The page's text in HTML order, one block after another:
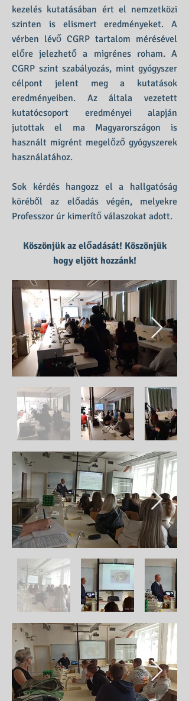
kezelés kutatásában ért el nemzetközi
szinten is elismert eredményeket. A
vérben lévő CGRP tartalom mérésével
előre jelezhető a migrénes roham. A
CGRP szint szabályozás, mint gyógyszer
célpont jelent meg a kutatások
eredményeiben. Az általa vezetett
kutatócsoport eredményei alapján
jutottak el ma Magyarországon is
használt migrént megelőző gyógyszerek
használatához.
Sok kérdés hangozz el a hallgatóság
köréből az előadás végén, melyekre
Professzor úr kimerítő válaszokat adott.
Köszönjük az előadását! Köszönjük
hogy eljött hozzánk!